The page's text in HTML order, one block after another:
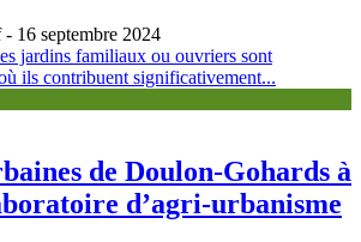
- 16 septembre 2024
jardins familiaux ou ouvriers sont
ils contribuent significativement...
de Doulon-Gohards à
d’agri-urbanisme